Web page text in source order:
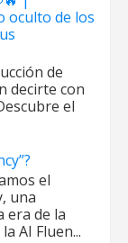
oculto de los
de
decirte con
el
el
una
era de la
AI Fluen...